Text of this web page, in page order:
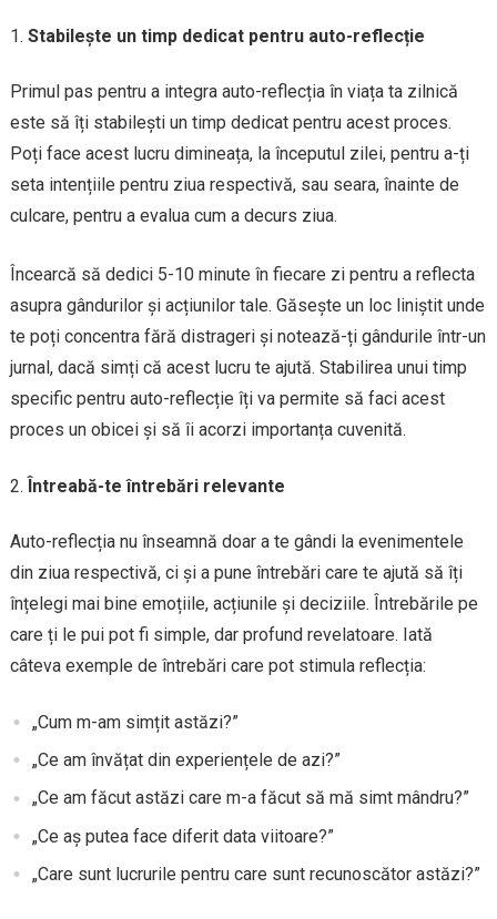
Stabilește un timp dedicat pentru auto-reflecție
Primul pas pentru a integra auto-reflecția în viața ta zilnică
este să îți stabilești un timp dedicat pentru acest proces.
Poți face acest lucru dimineața, la începutul zilei, pentru a-ți
seta intențiile pentru ziua respectivă, sau seara, înainte de
culcare, pentru a evalua cum a decurs ziua.
Încearcă să dedici 5-10 minute în fiecare zi pentru a reflecta
asupra gândurilor și acțiunilor tale. Găsește un loc liniștit unde
te poți concentra fără distrageri și notează-ți gândurile într-un
jurnal, dacă simți că acest lucru te ajută. Stabilirea unui timp
specific pentru auto-reflecție îți va permite să faci acest
proces un obicei și să îi acorzi importanța cuvenită.
Întreabă-te întrebări relevante
Auto-reflecția nu înseamnă doar a te gândi la evenimentele
din ziua respectivă, ci și a pune întrebări care te ajută să îți
înțelegi mai bine emoțiile, acțiunile și deciziile. Întrebările pe
care ți le pui pot fi simple, dar profund revelatoare. Iată
câteva exemple de întrebări care pot stimula reflecția:
„Cum m-am simțit astăzi?”
„Ce am învățat din experiențele de azi?”
„Ce am făcut astăzi care m-a făcut să mă simt mândru?”
„Ce aș putea face diferit data viitoare?”
„Care sunt lucrurile pentru care sunt recunoscător astăzi?”